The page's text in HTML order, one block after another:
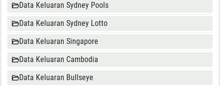
Data Keluaran Sydney Pools
Data Keluaran Sydney Lotto
Data Keluaran Singapore
Data Keluaran Cambodia
Data Keluaran Bullseye